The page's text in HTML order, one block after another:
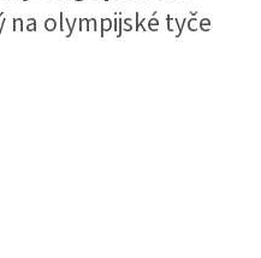
na olympijské tyče